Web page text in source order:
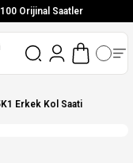
Orijinal Saatler
Erkek Kol Saati